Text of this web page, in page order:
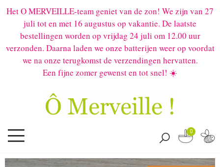
Het O MERVEILLE-team geniet van de zon! We zijn van 27
juli tot en met 16 augustus op vakantie. De laatste
bestellingen worden op vrijdag 24 juli om 12.00 uur
verzonden. Daarna laden we onze batterijen weer op voordat
we na onze terugkomst de verzendingen hervatten.
Een fijne zomer gewenst en tot snel! ☀️
0